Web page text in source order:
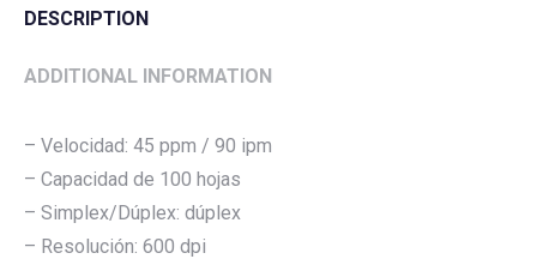
DESCRIPTION
ADDITIONAL INFORMATION
– Velocidad: 45 ppm / 90 ipm
– Capacidad de 100 hojas
– Simplex/Dúplex: dúplex
– Resolución: 600 dpi